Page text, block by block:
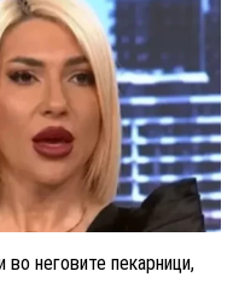
во неговите пекарници,